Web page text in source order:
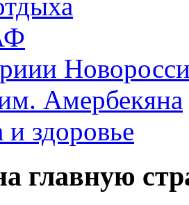
Амербекяна
и здоровье
главную